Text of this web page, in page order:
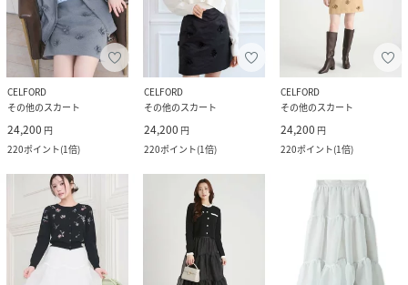
CELFORD
その他のスカート
24,200 円
220ポイント(1倍)
CELFORD
その他のスカート
24,200 円
220ポイント(1倍)
CELFORD
その他のスカート
24,200 円
220ポイント(1倍)